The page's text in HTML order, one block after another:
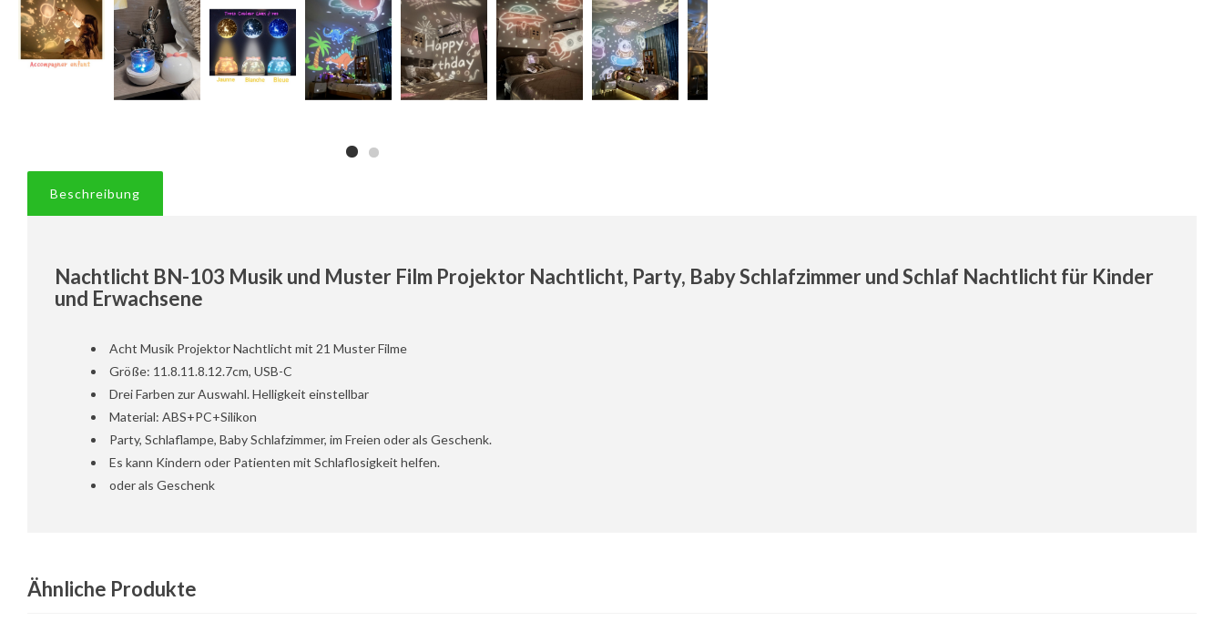
Beschreibung
Nachtlicht BN-103 Musik und Muster Film Projektor Nachtlicht, Party, Baby Schlafzimmer und Schlaf Nachtlicht für Kinder
und Erwachsene
Acht Musik Projektor Nachtlicht mit 21 Muster Filme
Größe: 11.8.11.8.12.7cm, USB-C
Drei Farben zur Auswahl. Helligkeit einstellbar
Material: ABS+PC+Silikon
Party, Schlaflampe, Baby Schlafzimmer, im Freien oder als Geschenk.
Es kann Kindern oder Patienten mit Schlaflosigkeit helfen.
oder als Geschenk
Ähnliche Produkte